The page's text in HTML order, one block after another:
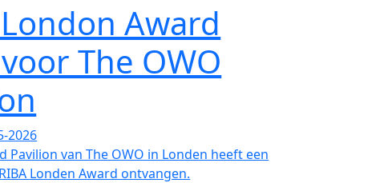
Award
The OWO
2026
Pavilion van The OWO in Londen heeft een
Londen Award ontvangen.